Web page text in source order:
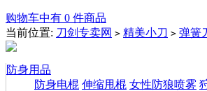
购物车中有 0 件商品
当前位置: 刀剑专卖网 > 精美小刀 > 弹簧
防身用品
防身电棍 伸缩甩棍 女性防狼喷雾